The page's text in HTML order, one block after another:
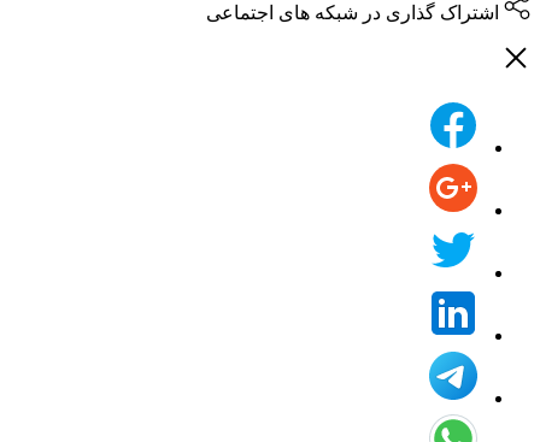
اشتراک گذاری در شبکه های اجتماعی